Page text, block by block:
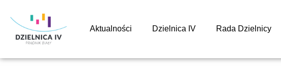
Aktualności Dzielnica IV Rada Dzielnicy